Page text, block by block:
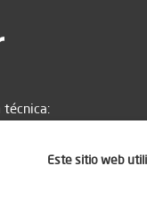
técnica:
Este sitio web